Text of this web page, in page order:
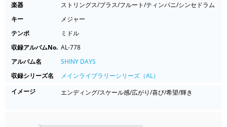
楽器
ストリングス/ブラス/フルート/ティンパニ/シンセドラム
キー
メジャー
テンポ
ミドル
収録アルバムNo. AL-778
アルバム名
SHINY DAYS
収録シリーズ名
メインライブラリーシリーズ（AL）
イメージ
エンディング/スケール感/広がり/喜び/希望/輝き